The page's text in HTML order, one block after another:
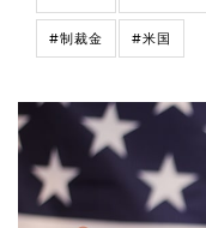
#制裁金 #米国